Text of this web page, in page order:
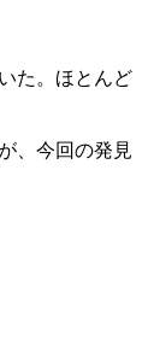
た。ほとんど
、今回の発見